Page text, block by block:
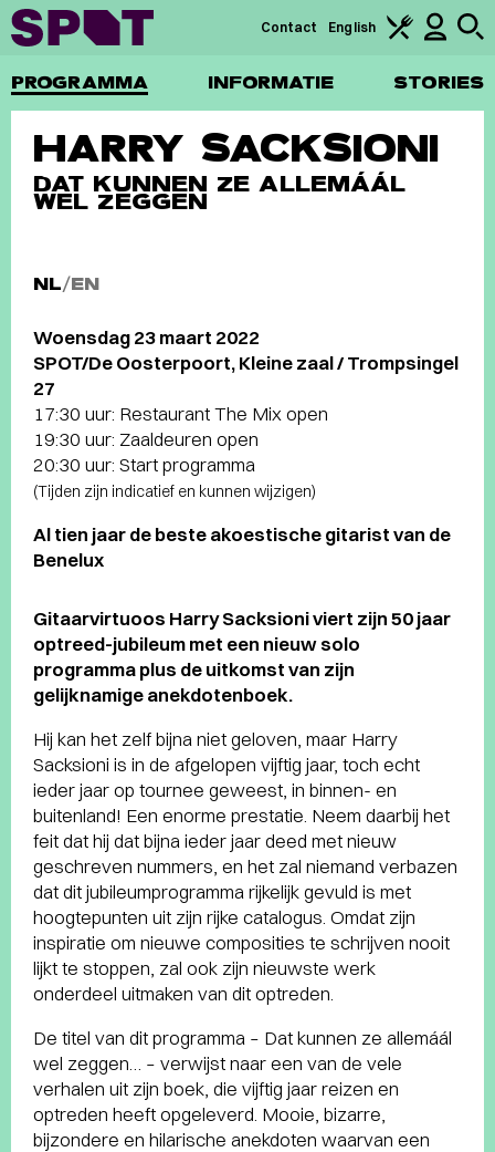
PROGRAMMA INFORMATIE STORIES
Contact English
HARRY SACKSIONI
DAT KUNNEN ZE ALLEMÁÁL
WEL ZEGGEN
NL/EN
Woensdag 23 maart 2022
SPOT/De Oosterpoort, Kleine zaal / Trompsingel
27
17:30 uur: Restaurant The Mix open
19:30 uur: Zaaldeuren open
20:30 uur: Start programma
(Tijden zijn indicatief en kunnen wijzigen)
Al tien jaar de beste akoestische gitarist van de
Benelux
Gitaarvirtuoos Harry Sacksioni viert zijn 50 jaar
optreed-jubileum met een nieuw solo
programma plus de uitkomst van zijn
gelijknamige anekdotenboek.
Hij kan het zelf bijna niet geloven, maar Harry
Sacksioni is in de afgelopen vijftig jaar, toch echt
ieder jaar op tournee geweest, in binnen- en
buitenland! Een enorme prestatie. Neem daarbij het
feit dat hij dat bijna ieder jaar deed met nieuw
geschreven nummers, en het zal niemand verbazen
dat dit jubileumprogramma rijkelijk gevuld is met
hoogtepunten uit zijn rijke catalogus. Omdat zijn
inspiratie om nieuwe composities te schrijven nooit
lijkt te stoppen, zal ook zijn nieuwste werk
onderdeel uitmaken van dit optreden.
De titel van dit programma – Dat kunnen ze allemáál
wel zeggen… – verwijst naar een van de vele
verhalen uit zijn boek, die vijftig jaar reizen en
optreden heeft opgeleverd. Mooie, bizarre,
bijzondere en hilarische anekdoten waarvan een